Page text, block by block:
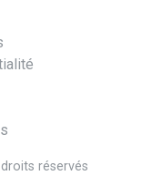
réservés